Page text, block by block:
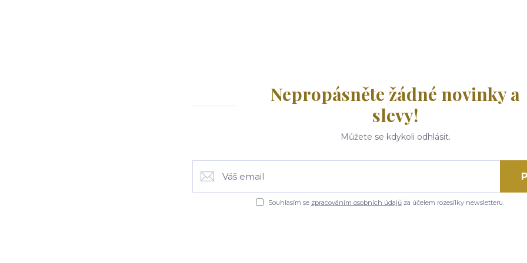
Nepropásněte žádné novinky a
slevy!
Můžete se kdykoli odhlásit.
Souhlasím se zpracováním osobních údajůza účelem rozesílky newsletteru.